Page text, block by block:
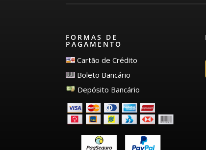
FORMAS DE
PAGAMENTO
Cartão de Crédito
Boleto Bancário
Depósito Bancário